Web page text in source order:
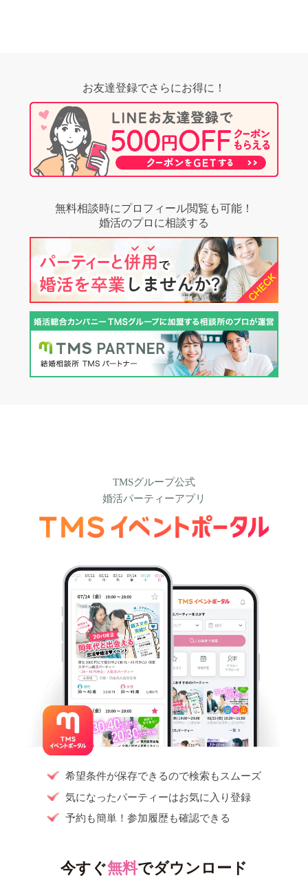
お友達登録でさらにお得に！
無料相談時にプロフィール閲覧も可能！
婚活のプロに相談する
TMSグループ公式
婚活パーティーアプリ
希望条件が保存できるので検索もスムーズ
気になったパーティーはお気に入り登録
予約も簡単！参加履歴も確認できる
今すぐ無料でダウンロード